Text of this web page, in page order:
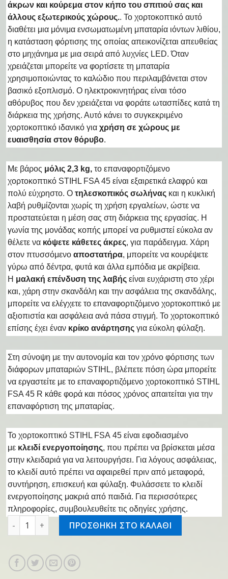
άκρων και κούρεμα στον κήπο του σπιτιού σας και
άλλους εξωτερικούς χώρους.. Το χορτοκοπτικό αυτό
διαθέτει μια μόνιμα ενσωματωμένη μπαταρία ιόντων λιθίου,
η κατάσταση φόρτισης της οποίας απεικονίζεται απευθείας
στο μηχάνημα με μια σειρά από λυχνίες LED. Όταν
χρειάζεται μπορείτε να φορτίσετε τη μπαταρία
χρησιμοποιώντας το καλώδιο που περιλαμβάνεται στον
βασικό εξοπλισμό. Ο ηλεκτροκινητήρας είναι τόσο
αθόρυβος που δεν χρειάζεται να φοράτε ωτασπίδες κατά τη
διάρκεια της χρήσης. Αυτό κάνει το συγκεκριμένο
χορτοκοπτικό ιδανικό για χρήση σε χώρους με
ευαισθησία στον θόρυβο.
Με βάρος μόλις 2,3 kg, το επαναφορτιζόμενο
χορτοκοπτικό STIHL FSA 45 είναι εξαιρετικά ελαφρύ και
πολύ εύχρηστο. Ο τηλεσκοπικός σωλήνας και η κυκλική
λαβή ρυθμίζονται χωρίς τη χρήση εργαλείων, ώστε να
προστατεύεται η μέση σας στη διάρκεια της εργασίας. Η
γωνία της μονάδας κοπής μπορεί να ρυθμιστεί εύκολα αν
θέλετε να κόψετε κάθετες άκρες, για παράδειγμα. Χάρη
στον πτυσσόμενο αποστατήρα, μπορείτε να κουρέψετε
γύρω από δέντρα, φυτά και άλλα εμπόδια με ακρίβεια.
Η μαλακή επένδυση της λαβής είναι ευχάριστη στο χέρι
και, χάρη στην σκανδάλη και την ασφάλεια της σκανδάλης,
μπορείτε να ελέγχετε το επαναφορτιζόμενο χορτοκοπτικό με
αξιοπιστία και ασφάλεια ανά πάσα στιγμή. Το χορτοκοπτικό
επίσης έχει έναν κρίκο ανάρτησης για εύκολη φύλαξη.
Στη σύνοψη με την αυτονομία και τον χρόνο φόρτισης των
διάφορων μπαταριών STIHL, βλέπετε πόση ώρα μπορείτε
να εργαστείτε με το επαναφορτιζόμενο χορτοκοπτικό STIHL
FSA 45 R κάθε φορά και πόσος χρόνος απαιτείται για την
επαναφόρτιση της μπαταρίας.
Το χορτοκοπτικό STIHL FSA 45 είναι εφοδιασμένο
με κλειδί ενεργοποίησης, που πρέπει να βρίσκεται μέσα
στην κλειδαριά για να λειτουργήσει. Για λόγους ασφάλειας,
το κλειδί αυτό πρέπει να αφαιρεθεί πριν από μεταφορά,
συντήρηση, επισκευή και φύλαξη. Φυλάσσετε το κλειδί
ενεργοποίησης μακριά από παιδιά. Για περισσότερες
πληροφορίες, συμβουλευθείτε τις οδηγίες χρήσης.
Επαν/νο θαμνοκοπτικό FSA 45 ποσότητα
ΠΡΟΣΘΗΚΗ ΣΤΟ ΚΑΛΑΘΙ